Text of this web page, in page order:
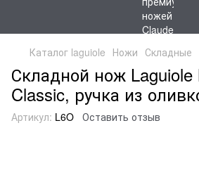
Каталог laguiole Ножи Складные
Складной нож Laguiole
Classic, ручка из
Артикул: L6O Оставить отзыв